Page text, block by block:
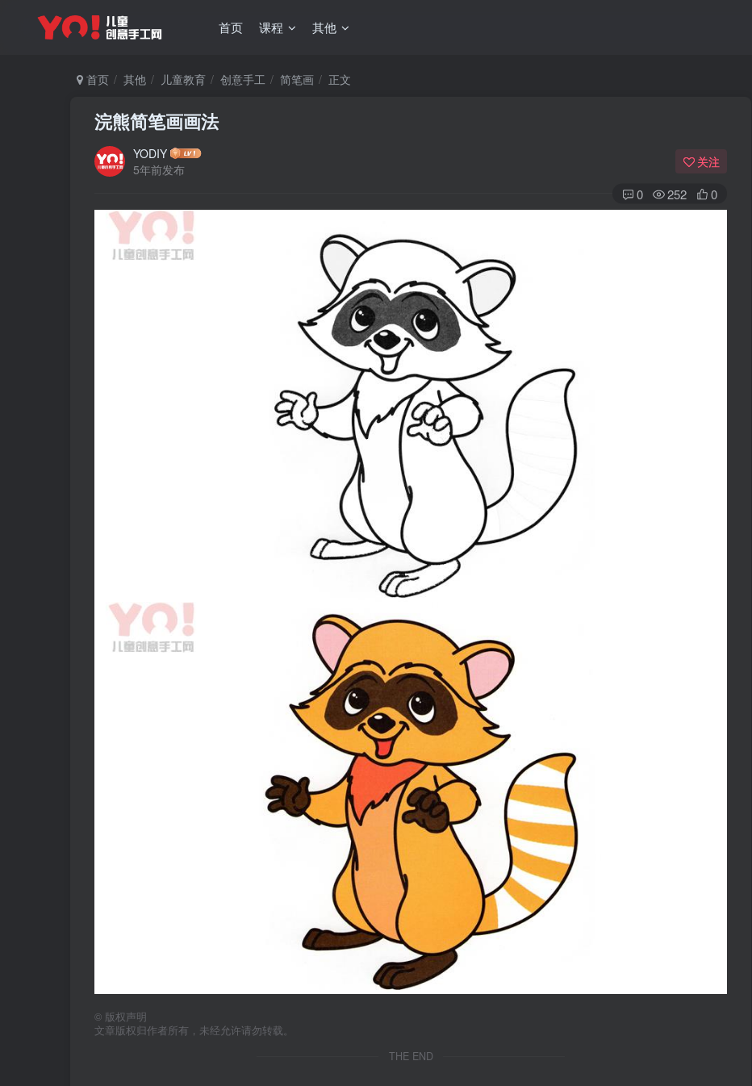
首页 课程 其他
首页 其他 儿童教育 创意手工 简笔画 正文
浣熊简笔画画法
YODIY
5年前发布
关注
0 252 0
© 版权声明
文章版权归作者所有，未经允许请勿转载。
THE END